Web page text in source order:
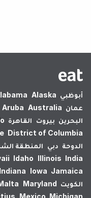
أبوظبي Alaska
عمان
Aruba Australia
البحرين بيروت القاهرة
District of Columbia
الدوحة دبي المنطقة
Idaho Illinois India
Indiana Iowa Jamaica
الكويت Maryland